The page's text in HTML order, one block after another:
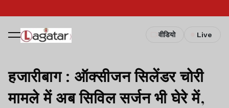
वीडियो Live
हजारीबाग : ऑक्सीजन सिलेंडर चोरी
मामले में अब सिविल सर्जन भी घेरे में,